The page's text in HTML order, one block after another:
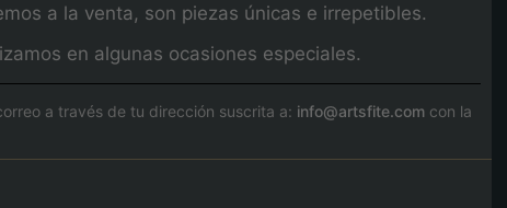
a la venta, son piezas únicas e irrepetibles.
en algunas ocasiones especiales.
a través de tu dirección suscrita a: info@artsfite.com con la